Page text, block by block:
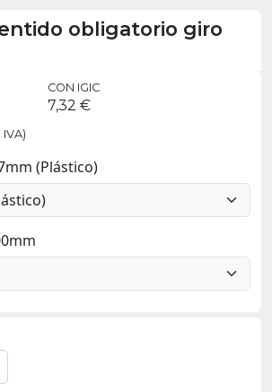
obligatorio giro
IVA)
CON IGIC
7,32 €
(Plástico)